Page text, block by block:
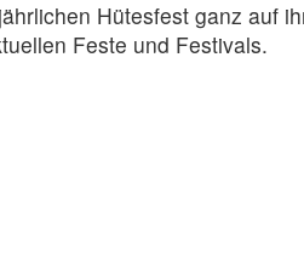
Hütesfest ganz auf
Feste und Festivals.